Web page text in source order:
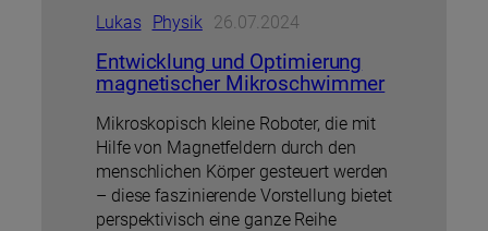
Lukas Physik 26.07.2024
Entwicklung und Optimierung
magnetischer Mikroschwimmer
Mikroskopisch kleine Roboter, die mit
Hilfe von Magnetfeldern durch den
menschlichen Körper gesteuert werden
– diese faszinierende Vorstellung bietet
perspektivisch eine ganze Reihe